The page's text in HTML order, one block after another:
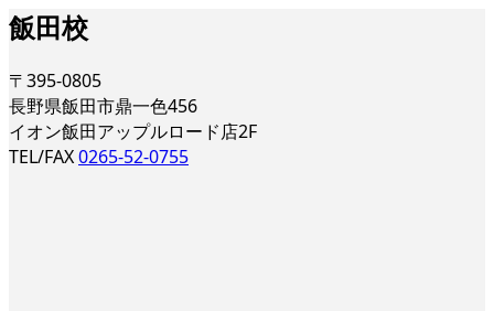
飯田校
〒395-0805
長野県飯田市鼎一色456
イオン飯田アップルロード店2F
TEL/FAX0265-52-0755